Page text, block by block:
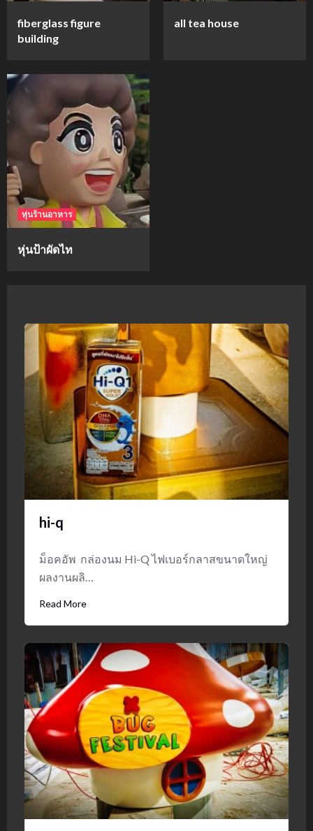
5
ม็อคอัพน้ำมันวังว่าน
fiberglass figure
building
all tea house
หุ่นร้านอาหาร
หุ่นป้าผัดไท
hi-q
ม็อคอัพ กล่องนม Hi-Q ไฟเบอร์กลาสขนาดใหญ่
ผลงานผลิ…
Read More